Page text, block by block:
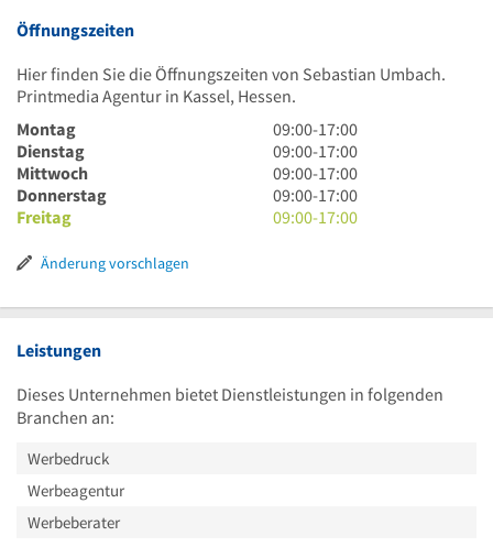
Öffnungszeiten
Hier finden Sie die Öffnungszeiten von Sebastian Umbach.
Printmedia Agentur in Kassel, Hessen.
Montag
9
Uhr
bis
17
Uhr
09:00-17:00
Dienstag
9
Uhr
bis
17
09:00-17:00
Mittwoch
9
Uhr
bis
09:00-17:00
Donnerstag
9
Uhr
09:00-17:00
Freitag
9
Uhr
09:00-17:00
Änderung vorschlagen
Leistungen
Dieses Unternehmen bietet Dienstleistungen in folgenden
Branchen an:
Werbedruck
Werbeagentur
Werbeberater